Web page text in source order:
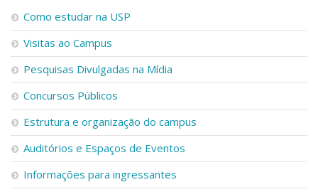
Como estudar na USP
Visitas ao Campus
Pesquisas Divulgadas na Mídia
Concursos Públicos
Estrutura e organização do campus
Auditórios e Espaços de Eventos
Informações para ingressantes